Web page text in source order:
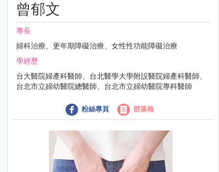
曾郁文
專長
婦科治療、更年期障礙治療、女性性功能障礙治療
學經歷
台大醫院婦產科醫師、台北醫學大學附設醫院婦產科醫師、
台北市立婦幼醫院總醫師、台北市立婦幼醫院專科醫師
粉絲專頁 部落格